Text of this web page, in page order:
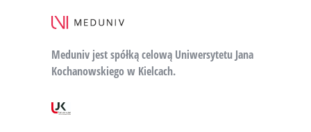
Meduniv jest spółką celową Uniwersytetu Jana
Kochanowskiego w Kielcach.